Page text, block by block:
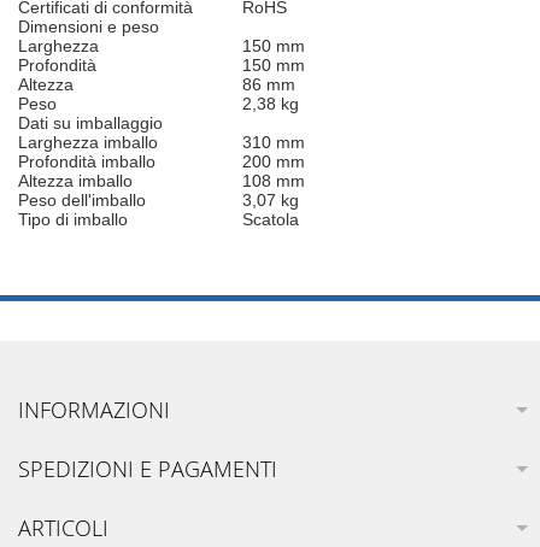
Certificati di conformità
RoHS
Dimensioni e peso
Larghezza
150 mm
Profondità
150 mm
Altezza
86 mm
Peso
2,38 kg
Dati su imballaggio
Larghezza imballo
310 mm
Profondità imballo
200 mm
Altezza imballo
108 mm
Peso dell'imballo
3,07 kg
Tipo di imballo
Scatola
INFORMAZIONI
SPEDIZIONI E PAGAMENTI
ARTICOLI